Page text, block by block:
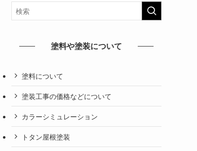
塗料や塗装について
塗料について
塗装工事の価格などについて
カラーシミュレーション
トタン屋根塗装